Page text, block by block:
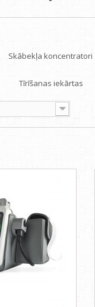
Skābekļa koncentratori
Tīrīšanas iekārtas